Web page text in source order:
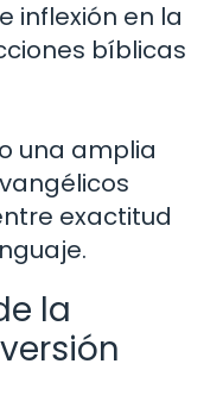
inflexión en la
bíblicas
una amplia
exactitud
la